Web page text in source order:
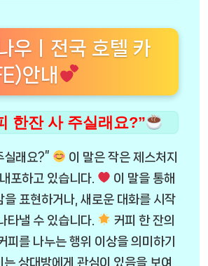
우ㅣ전국 호텔 카
안내
한잔 사 주실래요?”
실래요?”
이 말은 작은 제스처지
포하고 있습니다.
이 말을 통해
을 표현하거나, 새로운 대화를 시작
타낼 수 있습니다.
커피 한 잔의
피를 나누는 행위 이상을 의미하기
는 상대방에게 관심이 있음을 보여